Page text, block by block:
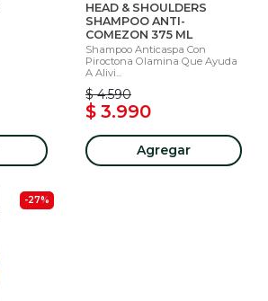
HEAD & SHOULDERS
SHAMPOO ANTI-
COMEZON 375 ML
Shampoo Anticaspa Con
Piroctona Olamina Que Ayuda
A Alivi...
$ 4.590
$ 3.990
Agregar
-27%